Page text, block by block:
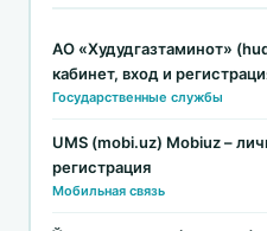
АО «Худудгазтаминот»
кабинет, вход и
Государственные службы
UMS (mobi.uz) Mobiuz –
регистрация
Мобильная связь